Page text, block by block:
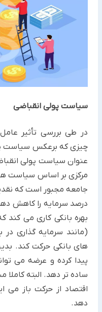
سیاست پولی انقباضی
در طی بررسی تأثیر
چیزی که برعکس سیاست
عنوان سیاست پولی
مرکزی بر اساس سیاست
جامعه مجبور است که
درصد سرمایه را کاهش
بهره بانکی کاری می کند
(مانند سرمایه گذاری
های بانکی حرکت کند.
پیدا کرده و عرضه می
ساده تر دهد. البته
اقتصاد از حرکت باز
دهد.